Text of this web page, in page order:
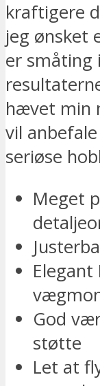
kraftigere
jeg ønsket
er småting
hævet min
vil
seriøse
Meget
God
støtte
Let at